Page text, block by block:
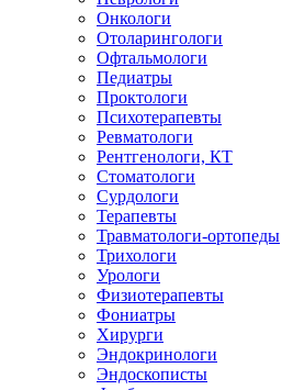
Онкологи
Отоларингологи
Офтальмологи
Педиатры
Проктологи
Психотерапевты
Ревматологи
Рентгенологи, КТ
Стоматологи
Сурдологи
Терапевты
Травматологи-ортопеды
Трихологи
Урологи
Физиотерапевты
Фониатры
Хирурги
Эндокринологи
Эндоскописты